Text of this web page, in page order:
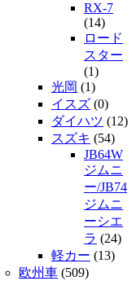
RX-7
(14)
ロード
スター
(1)
光岡 (1)
イスズ (0)
ダイハツ (12)
スズキ (54)
JB64W
ジムニ
ー/JB74
ジムニ
ーシエ
ラ (24)
軽カー (13)
欧州車 (509)